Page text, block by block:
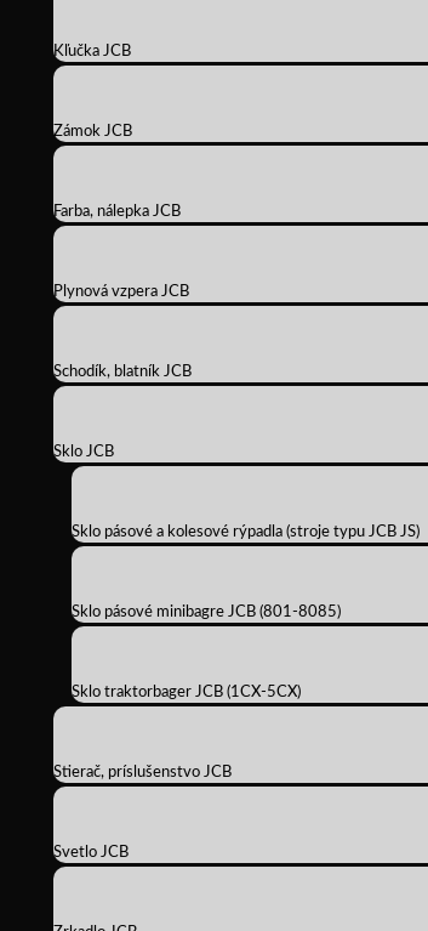
Kľučka JCB
Zámok JCB
Farba, nálepka JCB
Plynová vzpera JCB
Schodík, blatník JCB
Sklo JCB
Sklo pásové a kolesové rýpadla (stroje typu JCB JS)
Sklo pásové minibagre JCB (801-8085)
Sklo traktorbager JCB (1CX-5CX)
Stierač, príslušenstvo JCB
Svetlo JCB